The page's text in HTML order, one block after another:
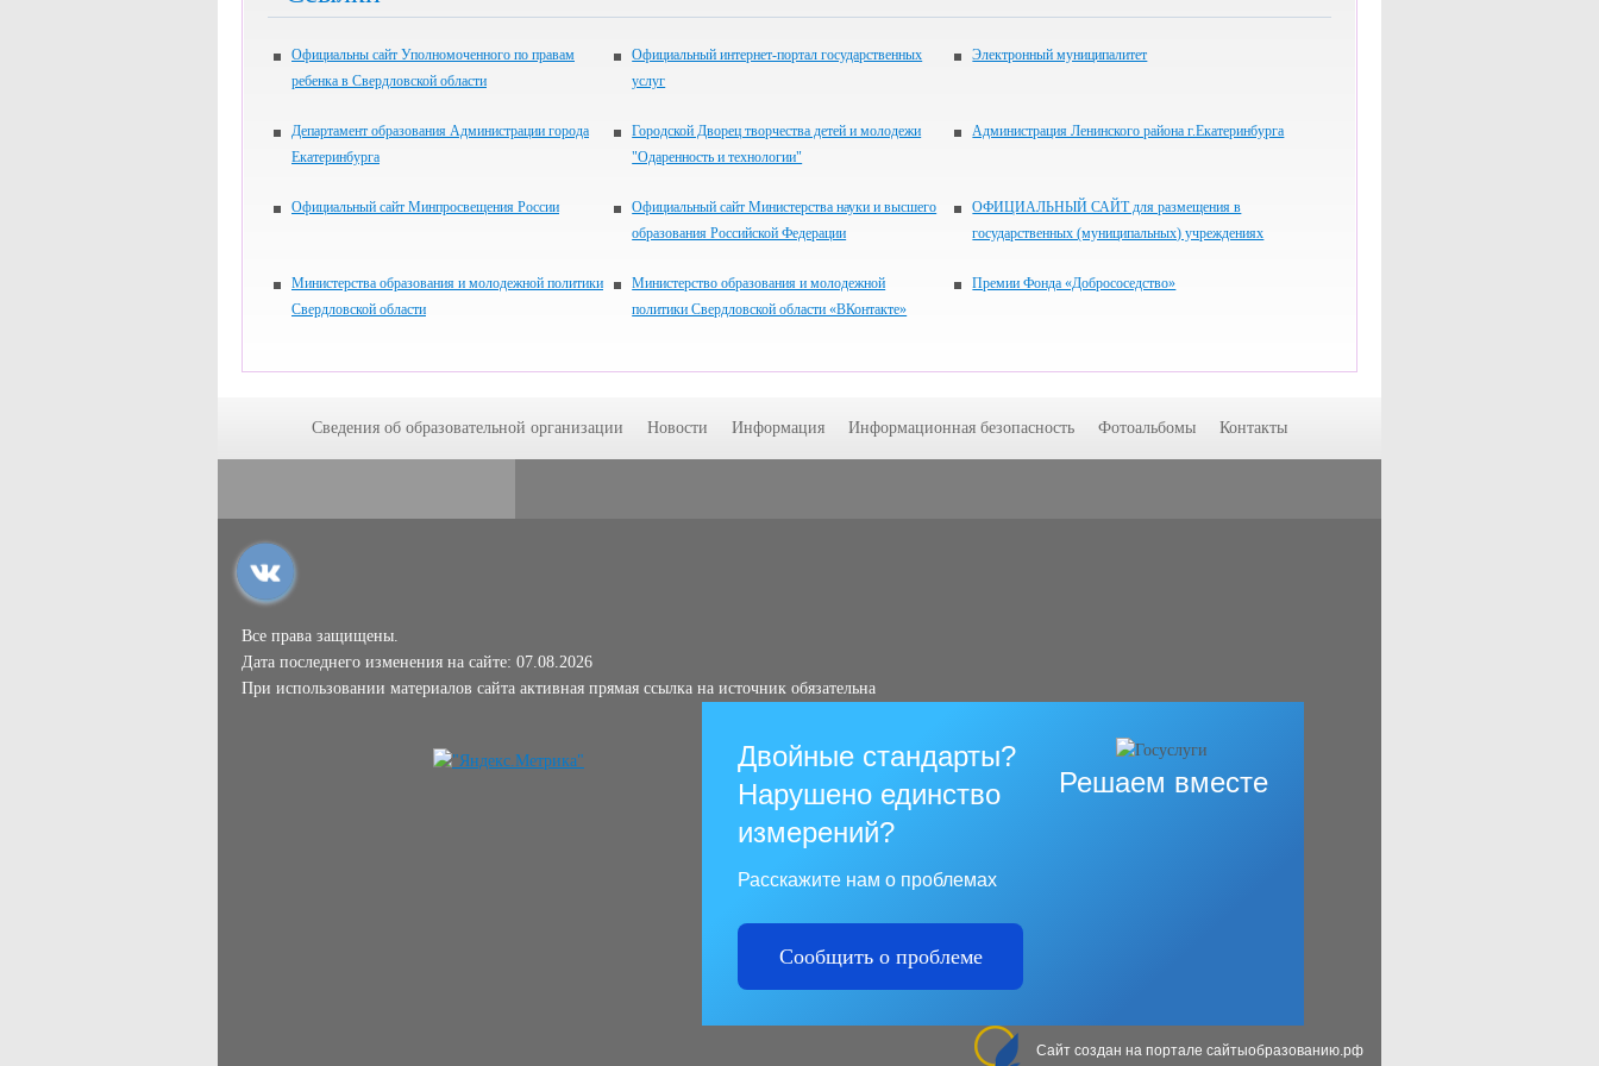
Официальны сайт Уполномоченного по правам
ребенка в Свердловской области
Официальный интернет-портал государственных
услуг
Электронный муниципалитет
Департамент образования Администрации города
Екатеринбурга
Городской Дворец творчества детей и молодежи
"Одаренность и технологии"
Администрация Ленинского района г.Екатеринбурга
Официальный сайт Минпросвещения России
Официальный сайт Министерства науки и высшего
образования Российской Федерации
ОФИЦИАЛЬНЫЙ САЙТ для размещения в
государственных (муниципальных) учреждениях
Министерства образования и молодежной политики
Свердловской области
Министерство образования и молодежной
политики Свердловской области «ВКонтакте»
Премии Фонда «Добрососедство»
Сведения об образовательной организации Новости Информация Информационная безопасность Фотоальбомы Контакты
Все права защищены.
Дата последнего изменения на сайте: 07.08.2026
При использовании материалов сайта активная прямая ссылка на источник обязательна
Решаем вместе
Двойные стандарты?
Нарушено единство
измерений?
Расскажите нам о проблемах
Сообщить о проблеме
Сайт создан на портале сайтыобразованию.рф